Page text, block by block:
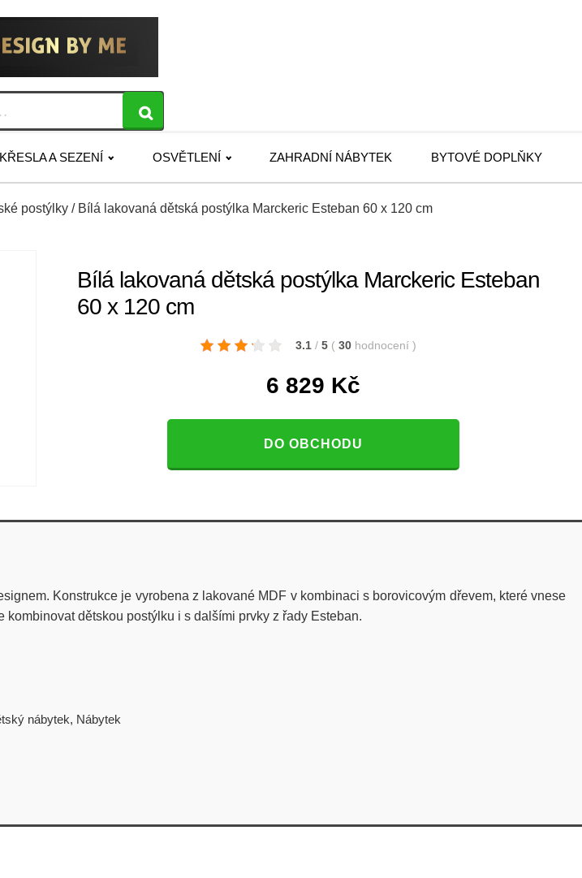
KŘESLA A SEZENÍ OSVĚTLENÍ ZAHRADNÍ NÁBYTEK BYTOVÉ DOPLŇKY
postýlky / Bílá lakovaná dětská postýlka Marckeric Esteban 60 x 120 cm
Bílá lakovaná dětská postýlka Marckeric Esteban
60 x 120 cm
3.1 / 5 ( 30 hodnocení )
6 829 Kč
DO OBCHODU
Konstrukce je vyrobena z lakované MDF v kombinaci s borovicovým dřevem, které vnese
dětskou postýlku i s dalšími prvky z řady Esteban.
nábytek, Nábytek